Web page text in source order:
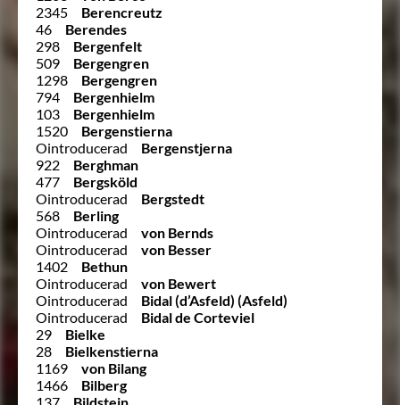
2345
Berencreutz
46
Berendes
298
Bergenfelt
509
Bergengren
1298
Bergengren
794
Bergenhielm
103
Bergenhielm
1520
Bergenstierna
Ointroducerad
Bergenstjerna
922
Berghman
477
Bergsköld
Ointroducerad
Bergstedt
568
Berling
Ointroducerad
von Bernds
Ointroducerad
von Besser
1402
Bethun
Ointroducerad
von Bewert
Ointroducerad
Bidal (d’Asfeld) (Asfeld)
Ointroducerad
Bidal de Corteviel
29
Bielke
28
Bielkenstierna
1169
von Bilang
1466
Bilberg